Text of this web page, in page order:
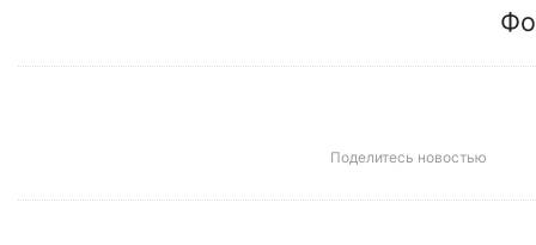
Поделитесь новостью